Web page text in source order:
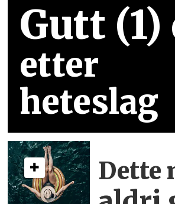
Gutt (1)
etter
heteslag
Dette